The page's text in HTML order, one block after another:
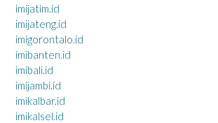
imijatim.id
imijateng.id
imigorontalo.id
imibanten.id
imibali.id
imijambi.id
imikalbar.id
imikalsel.id